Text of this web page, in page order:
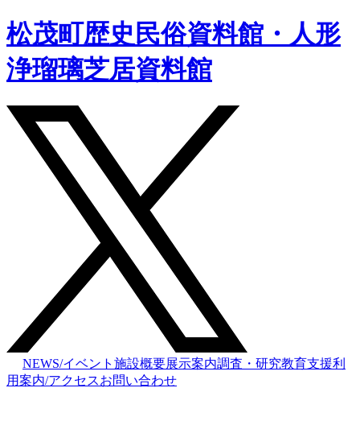
松茂町歴史民俗資料館・人形
浄瑠璃芝居資料館
NEWS/イベント 施設概要展示案内調査・研究教育支援利
用案内/アクセスお問い合わせ